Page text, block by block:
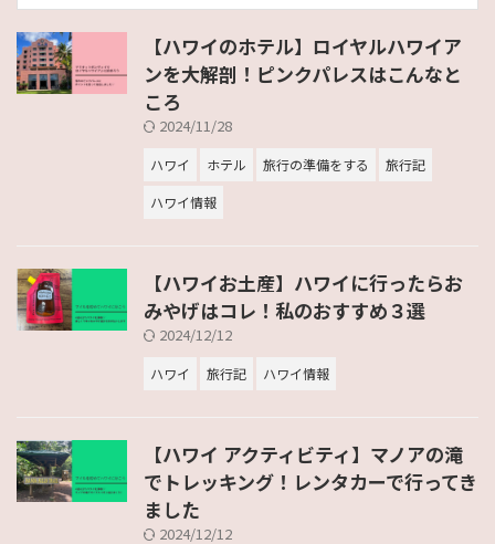
【ハワイのホテル】ロイヤルハワイア
ンを大解剖！ピンクパレスはこんなと
ころ
2024/11/28
ハワイ ホテル 旅行の準備をする
旅行記
ハワイ情報
【ハワイお土産】ハワイに行ったらお
みやげはコレ！私のおすすめ３選
2024/12/12
ハワイ 旅行記 ハワイ情報
【ハワイ アクティビティ】マノアの滝
でトレッキング！レンタカーで行ってき
ました
2024/12/12